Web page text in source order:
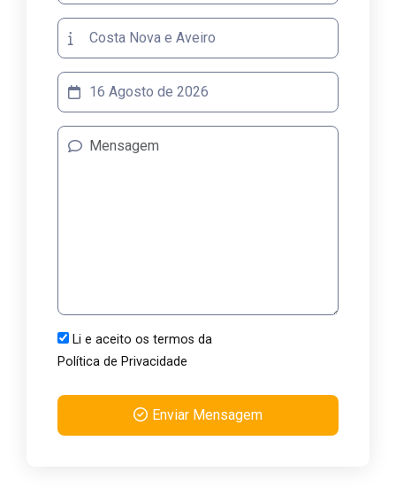
Li e aceito os termos da
Política de Privacidade
Enviar Mensagem